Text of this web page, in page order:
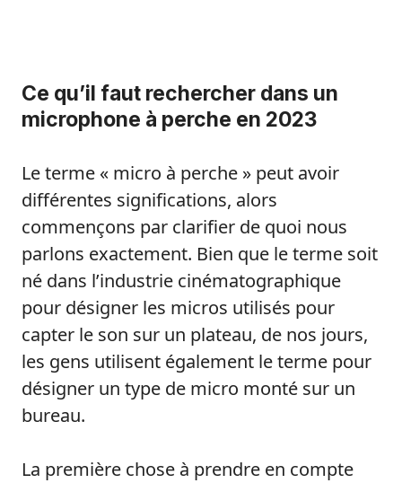
Ce qu’il faut rechercher dans un
microphone à perche en 2023
Le terme « micro à perche » peut avoir
différentes significations, alors
commençons par clarifier de quoi nous
parlons exactement. Bien que le terme soit
né dans l’industrie cinématographique
pour désigner les micros utilisés pour
capter le son sur un plateau, de nos jours,
les gens utilisent également le terme pour
désigner un type de micro monté sur un
bureau.
La première chose à prendre en compte